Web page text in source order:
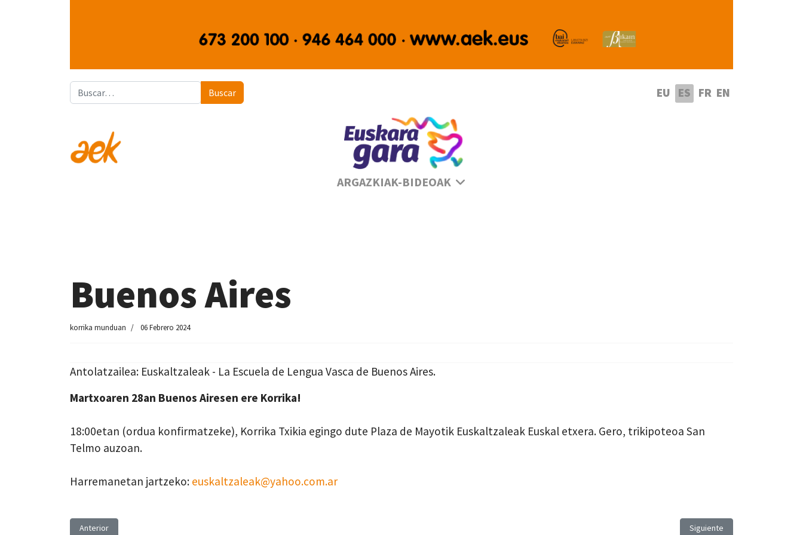
Buscar Buscar EU ES FR EN
ARGAZKIAK-BIDEOAK
Buenos Aires
korrika munduan 06 Febrero 2024
Antolatzailea: Euskaltzaleak - La Escuela de Lengua Vasca de Buenos Aires.
Martxoaren 28an Buenos Airesen ere Korrika!
18:00etan (ordua konfirmatzeke), Korrika Txikia egingo dute Plaza de Mayotik Euskaltzaleak Euskal etxera. Gero, trikipoteoa San
Telmo auzoan.
Harremanetan jartzeko: euskaltzaleak@yahoo.com.ar
Artículo anterior: Brno
Anterior Artículo siguiente: London
Siguiente